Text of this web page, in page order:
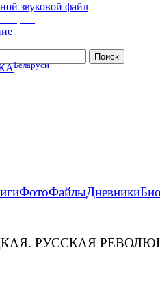
звуковой файл
Беларуси
ФотоФайлыДневники
РУССКАЯ